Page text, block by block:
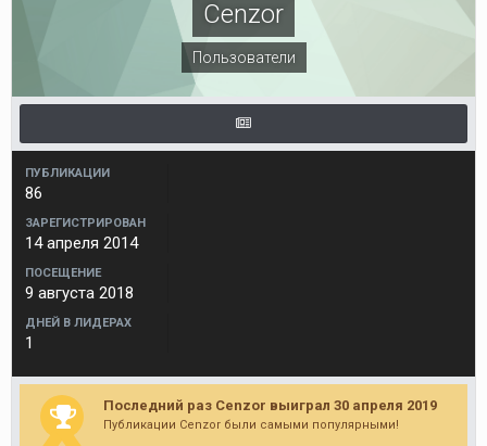
Cenzor
Пользователи
ПУБЛИКАЦИИ
86
ЗАРЕГИСТРИРОВАН
14 апреля 2014
ПОСЕЩЕНИЕ
9 августа 2018
ДНЕЙ В ЛИДЕРАХ
1
Последний раз Cenzor выиграл 30 апреля 2019
Публикации Cenzor были самыми популярными!